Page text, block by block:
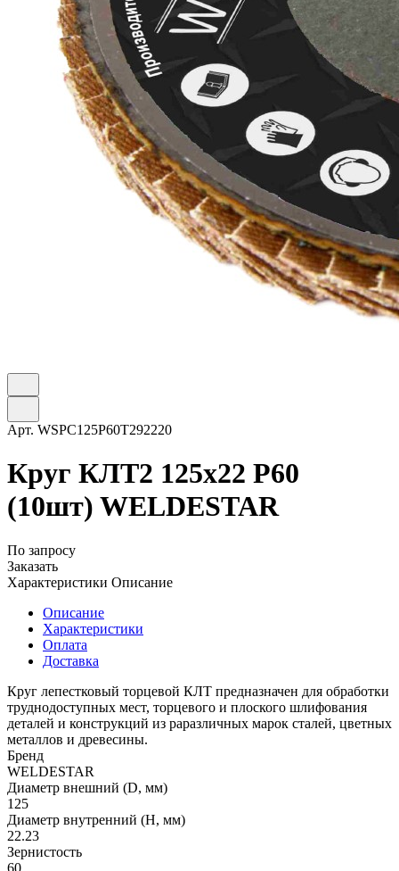
Арт. WSPC125P60T292220
Круг КЛТ2 125х22 P60
(10шт) WELDESTAR
По запросу
Заказать
Характеристики Описание
Описание
Характеристики
Оплата
Доставка
Круг лепестковый торцевой КЛТ предназначен для обработки
труднодоступных мест, торцевого и плоского шлифования
деталей и конструкций из раразличных марок сталей, цветных
металлов и древесины.
Бренд
WELDESTAR
Диаметр внешний (D, мм)
125
Диаметр внутренний (H, мм)
22.23
Зернистость
60